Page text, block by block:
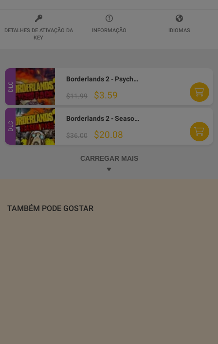
DETALHES DE ATIVAÇÃO DA
KEY
INFORMAÇÃO IDIOMAS
DLC
Borderlands 2 - Psycho Character Pack EN/IT/FR Languages Only DLC Steam CD Key
$11.99 $3.59
DLC
Borderlands 2 - Season Pass DLC PC Steam Altergift
$36.00 $20.08
CARREGAR MAIS
TAMBÉM PODE GOSTAR